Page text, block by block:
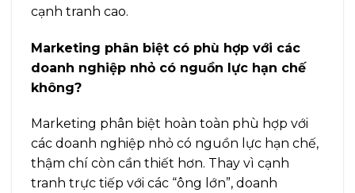
cạnh tranh cao.
Marketing phân biệt có phù hợp với các
doanh nghiệp nhỏ có nguồn lực hạn chế
không?
Marketing phân biệt hoàn toàn phù hợp với
các doanh nghiệp nhỏ có nguồn lực hạn chế,
thậm chí còn cần thiết hơn. Thay vì cạnh
tranh trực tiếp với các “ông lớn”, doanh